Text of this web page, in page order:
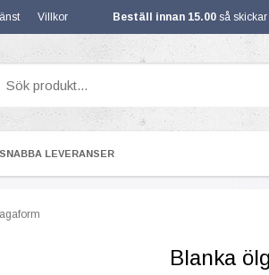
Villkor Beställ innan 15.00 så
SNABBA LEVERANSER
Blanka